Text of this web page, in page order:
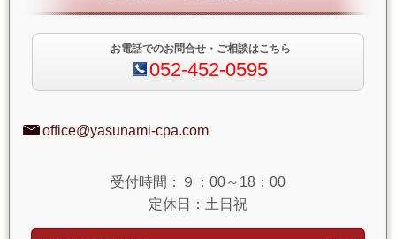
お電話でのお問合せ・ご相談はこちら
052-452-0595
office@yasunami-cpa.com
受付時間：９：00～18：00
定休日：土日祝